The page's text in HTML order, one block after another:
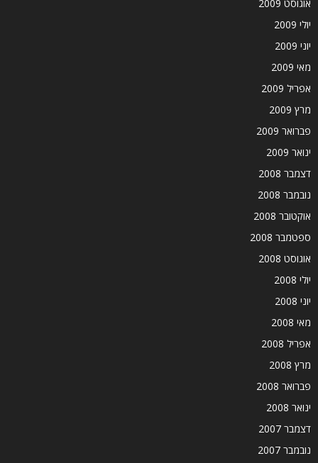
אוגוסט 2009
יולי 2009
יוני 2009
מאי 2009
אפריל 2009
מרץ 2009
פברואר 2009
ינואר 2009
דצמבר 2008
נובמבר 2008
אוקטובר 2008
ספטמבר 2008
אוגוסט 2008
יולי 2008
יוני 2008
מאי 2008
אפריל 2008
מרץ 2008
פברואר 2008
ינואר 2008
דצמבר 2007
נובמבר 2007